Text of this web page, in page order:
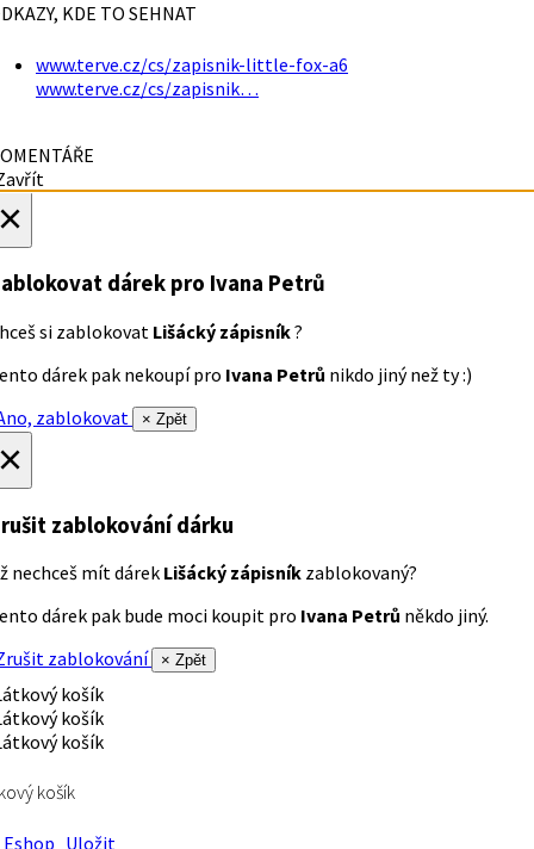
KDE TO SEHNAT
www.terve.cz/cs/zapisnik-little-fox-a6
www.terve.cz/cs/zapisnik…
dárek pro Ivana Petrů
si zablokovat Lišácký zápisník?
dárek pak nekoupí pro Ivana Petrů nikdo jiný než ty :)
zablokovat
× Zpět
zablokování dárku
nechceš mít dárek Lišácký zápisník zablokovaný?
dárek pak bude moci koupit pro Ivana Petrů někdo jiný.
zablokování
× Zpět
košík
Uložit